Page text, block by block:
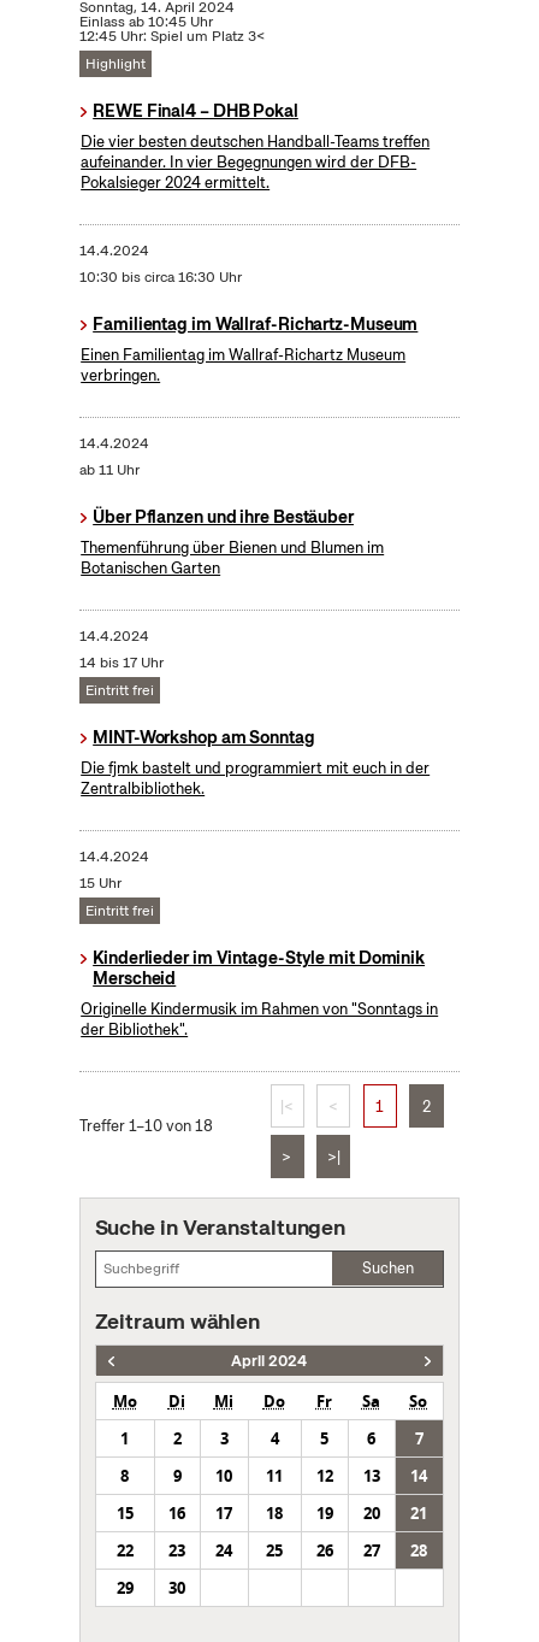
Sonntag, 14. April 2024
Einlass ab 10:45 Uhr
12:45 Uhr: Spiel um Platz 3<
Highlight
REWE Final4 – DHB Pokal
Die vier besten deutschen Handball-Teams treffen
aufeinander. In vier Begegnungen wird der DFB-
Pokalsieger 2024 ermittelt.
14.4.2024
10:30 bis circa 16:30 Uhr
Familientag im Wallraf-Richartz-Museum
Einen Familientag im Wallraf-Richartz Museum
verbringen.
14.4.2024
ab 11 Uhr
Über Pflanzen und ihre Bestäuber
Themenführung über Bienen und Blumen im
Botanischen Garten
14.4.2024
14 bis 17 Uhr
Eintritt frei
MINT-Workshop am Sonntag
Die fjmk bastelt und programmiert mit euch in der
Zentralbibliothek.
14.4.2024
15 Uhr
Eintritt frei
Kinderlieder im Vintage-Style mit Dominik
Merscheid
Originelle Kindermusik im Rahmen von "Sonntags in
der Bibliothek".
Treffer 1–10 von 18
|< < 1 2
> >|
Suche in Veranstaltungen
Suchen
Zeitraum wählen
April 2024
Mo Di Mi Do Fr Sa
So
1
2 3 4 5 6
7
8
9 10 11 12 13
14
15
16 17 18 19 20
21
22
23 24 25 26 27
28
29
30